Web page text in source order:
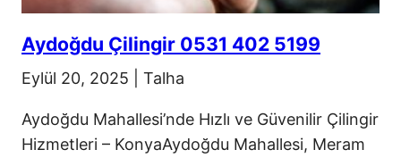
Aydoğdu Çilingir 0531 402 5199
Eylül 20, 2025 Talha
Aydoğdu Mahallesi’nde Hızlı ve Güvenilir Çilingir
Hizmetleri – KonyaAydoğdu Mahallesi, Meram